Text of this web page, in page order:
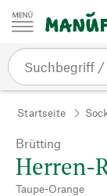
Zum Inhalt springen
Startseite
Brütting
Herren-
Taupe-Orange